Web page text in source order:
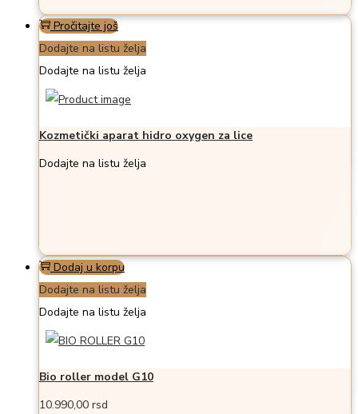
Pročitajte još
Dodajte na listu želja
Dodajte na listu želja
Kozmetički aparat hidro oxygen za lice
Dodajte na listu želja
Dodaj u korpu
Dodajte na listu želja
Dodajte na listu želja
Bio roller model G10
10.990,00 rsd